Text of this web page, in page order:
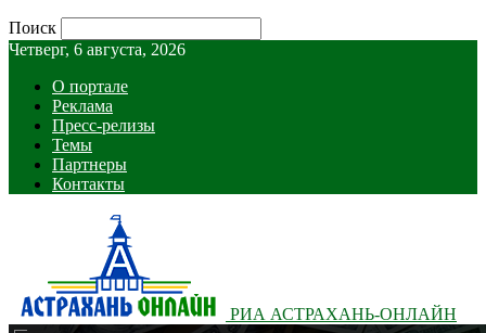
Поиск
Четверг, 6 августа, 2026
О портале
Реклама
Пресс-релизы
Темы
Партнеры
Контакты
РИА АСТРАХАНЬ-ОНЛАЙН